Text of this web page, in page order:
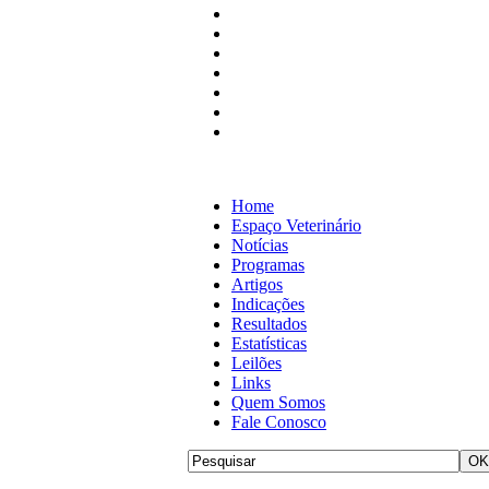
Home
Espaço Veterinário
Notícias
Programas
Artigos
Indicações
Resultados
Estatísticas
Leilões
Links
Quem Somos
Fale Conosco